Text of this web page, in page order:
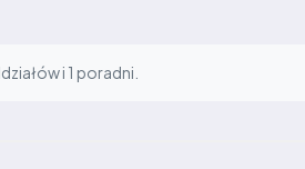
i 1 poradni.